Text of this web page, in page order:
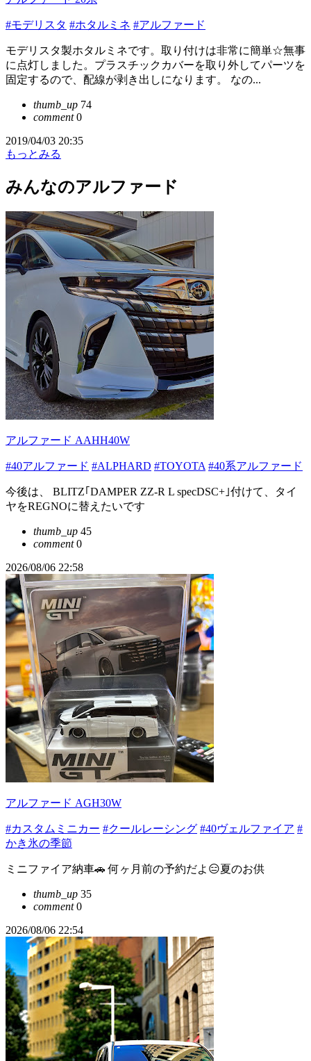
#モデリスタ #ホタルミネ #アルファード
モデリスタ製ホタルミネです。取り付けは非常に簡単☆無事
に点灯しました。プラスチックカバーを取り外してパーツを
固定するので、配線が剥き出しになります。 なの...
thumb_up 74
comment0
2019/04/03 20:35
もっとみる
みんなのアルファード
アルファード AAHH40W
#40アルファード #ALPHARD #TOYOTA #40系アルファード
今後は、 BLITZ｢DAMPER ZZ-R L specDSC+｣付けて、タイ
ヤをREGNOに替えたいです
thumb_up 45
comment0
2026/08/06 22:58
アルファード AGH30W
#カスタムミニカー #クールレーシング #40ヴェルファイア #
かき氷の季節
ミニファイア納車🚗 何ヶ月前の予約だよ😑夏のお供
thumb_up 35
comment0
2026/08/06 22:54